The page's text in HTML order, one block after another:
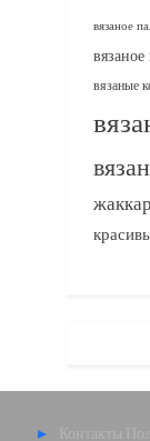
вязаное
вязаные
Контакты